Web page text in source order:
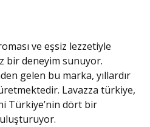
ve eşsiz lezzetiyle
bir deneyim sunuyor.
gelen bu marka, yıllardır
Lavazza türkiye,
Türkiye’nin dört bir